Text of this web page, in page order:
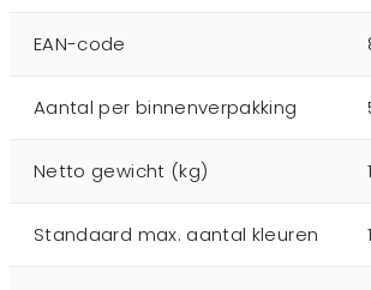
EAN-code
Aantal per binnenverpakking
Netto gewicht (kg)
Standaard max. aantal kleuren 1